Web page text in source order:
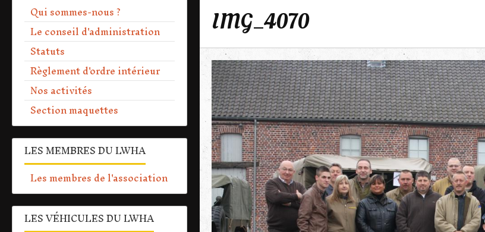
IMG_4070
Qui sommes-nous ?
Le conseil d'administration
Statuts
Règlement d'ordre intérieur
Nos activités
Section maquettes
LES MEMBRES DU LWHA
Les membres de l'association
LES VÉHICULES DU LWHA